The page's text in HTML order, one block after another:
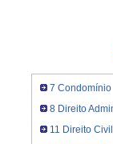
7 Condomínio
8 Direito
11 Direito